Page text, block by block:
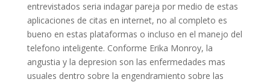
entrevistados seri­a indagar pareja por medio de estas
aplicaciones de citas en internet, no al completo es
bueno en estas plataformas o incluso en el manejo del
telefono inteligente. Conforme Erika Monroy, la
angustia y la depresion son las enfermedades mas
usuales dentro sobre la engendramiento sobre las